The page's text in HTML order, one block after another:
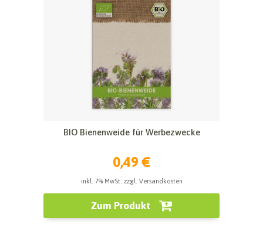
BIO Bienenweide für Werbezwecke
0,49 €
inkl. 7% MwSt. zzgl. Versandkosten
Zum Produkt